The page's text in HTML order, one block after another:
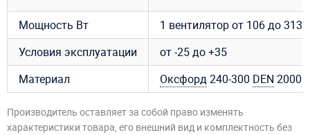
Мощность Вт
1 вентилятор от 106 до
Условия эксплуатации
от -25 до +35
Материал
Оксфорд240-300 DEN 2000
Производитель оставляет за собой право изменять
характеристики товара, его внешний вид и комплектность без